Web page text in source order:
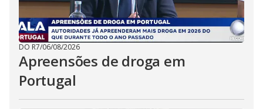
DO R7/06/08/2026
Apreensões de droga em
Portugal